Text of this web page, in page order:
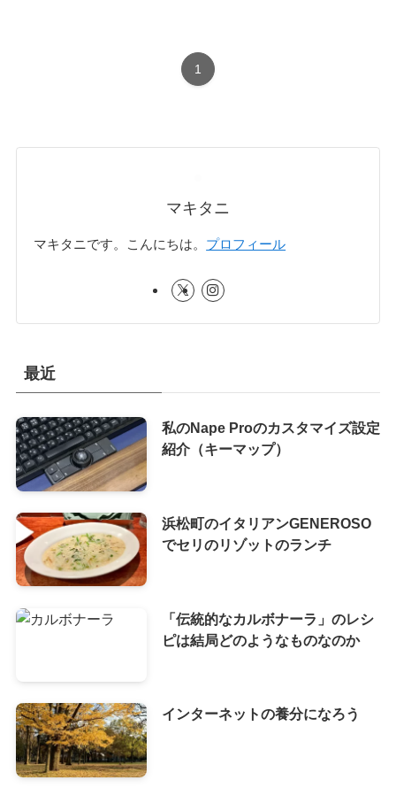
1
マキタニ
マキタニです。こんにちは。 プロフィール
最近
私のNape Proのカスタマイズ設定
紹介（キーマップ）
浜松町のイタリアンGENEROSO
でセリのリゾットのランチ
「伝統的なカルボナーラ」のレシ
ピは結局どのようなものなのか
インターネットの養分になろう